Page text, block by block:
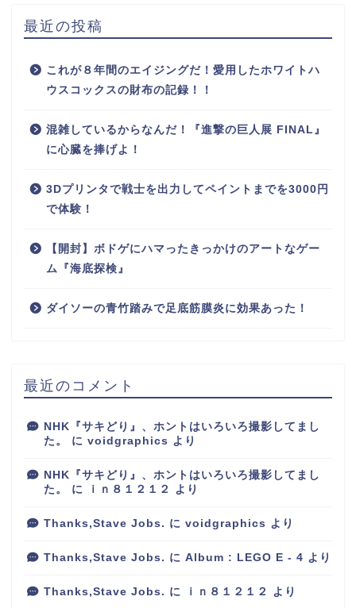
最近の投稿
これが８年間のエイジングだ！愛用したホワイトハ
ウスコックスの財布の記録！！
混雑しているからなんだ！『進撃の巨人展 FINAL』
に心臓を捧げよ！
3Dプリンタで戦士を出力してペイントまでを3000円
で体験！
【開封】ボドゲにハマったきっかけのアートなゲー
ム『海底探検』
ダイソーの青竹踏みで足底筋膜炎に効果あった！
最近のコメント
NHK『サキどり』、ホントはいろいろ撮影してまし
た。
に voidgraphics より
NHK『サキどり』、ホントはいろいろ撮影してまし
た。
に ｉｎ８１２１２ より
Thanks,Stave Jobs. に voidgraphics より
Thanks,Stave Jobs. に Album : LEGO E - 4 より
Thanks,Stave Jobs. に ｉｎ８１２１２ より